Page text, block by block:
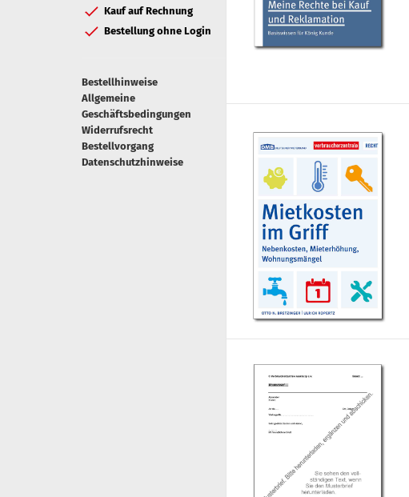
Kauf auf Rechnung
Bestellung ohne Login
Bestellhinweise
Allgemeine
Geschäftsbedingungen
Widerrufsrecht
Bestellvorgang
Datenschutzhinweise